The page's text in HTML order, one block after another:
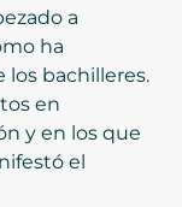
a
ha
bachilleres.
en
y en los que
el